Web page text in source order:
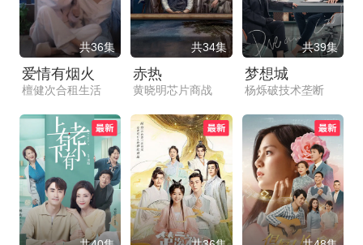
共36集
爱情有烟火
檀健次合租生活
共34集
赤热
黄晓明芯片商战
共39集
梦想城
杨烁破技术垄断